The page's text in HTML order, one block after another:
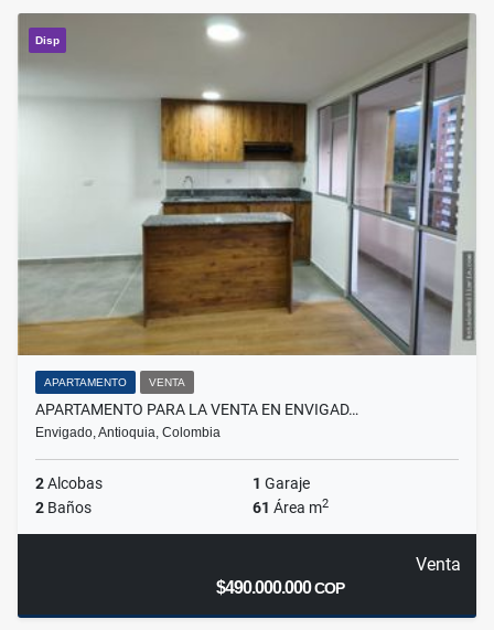
Disp
APARTAMENTO VENTA
APARTAMENTO PARA LA VENTA EN ENVIGAD…
Envigado, Antioquia, Colombia
2Alcobas 1 Garaje
2 Baños 61 Área m2
Venta
$490.000.000COP